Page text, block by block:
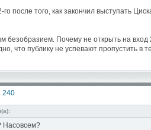
после того, как закончил выступать
безобразием. Почему не открыть на вход
что публику не успевают пропустить
240
Насовсем?